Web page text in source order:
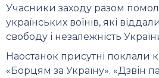
Учасники заходу разом
українських воїнів, які
свободу і незалежність
Наостанок присутні поклали
«Борцям за Україну». «Дзвін